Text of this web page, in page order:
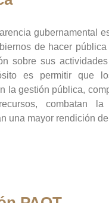
gubernamental
de hacer
sobre sus
es permitir que
la gestión pública,
combatan la
una mayor rendición